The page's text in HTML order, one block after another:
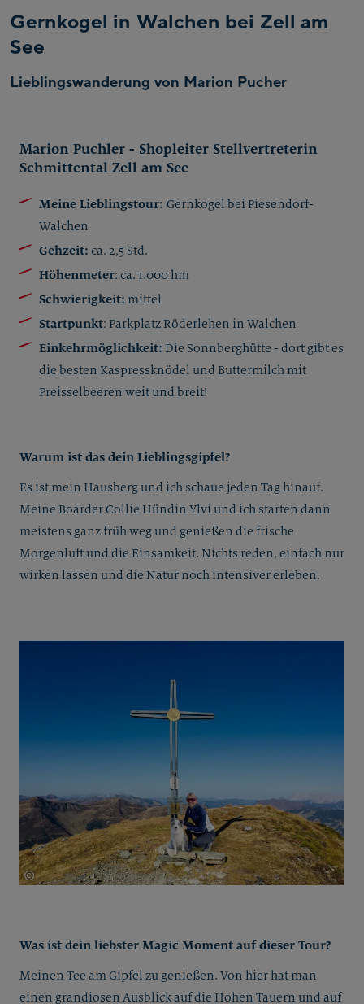
Gernkogel in Walchen bei Zell am
See
Lieblingswanderung von Marion Pucher
Marion Puchler - Shopleiter Stellvertreterin
Schmittental Zell am See
Meine Lieblingstour:Gernkogel bei Piesendorf-
Walchen
Gehzeit: ca. 2,5 Std.
Höhenmeter: ca. 1.000 hm
Schwierigkeit: mittel
Startpunkt: Parkplatz Röderlehen in Walchen
Einkehrmöglichkeit: Die Sonnberghütte - dort gibt es
die besten Kaspressknödel und Buttermilch mit
Preisselbeeren weit und breit!
Warum ist das dein Lieblingsgipfel?
Es ist mein Hausberg und ich schaue jeden Tag hinauf.
Meine Boarder Collie Hündin Ylvi und ich starten dann
meistens ganz früh weg und genießen die frische
Morgenluft und die Einsamkeit. Nichts reden, einfach nur
wirken lassen und die Natur noch intensiver erleben.
© Marion Puchler
Was ist dein liebster Magic Moment auf dieser Tour?
Meinen Tee am Gipfel zu genießen. Von hier hat man
einen grandiosen Ausblick auf die Hohen Tauern und auf